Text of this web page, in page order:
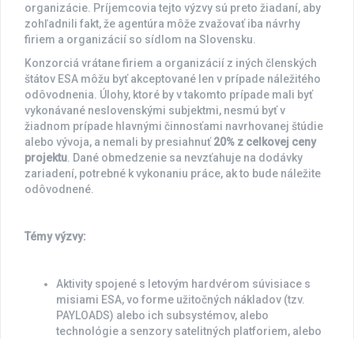
organizácie. Príjemcovia tejto výzvy sú preto žiadaní, aby
zohľadnili fakt, že agentúra môže zvažovať iba návrhy
firiem a organizácií so sídlom na Slovensku.
Konzorciá vrátane firiem a organizácií z iných členských
štátov ESA môžu byť akceptované len v prípade náležitého
odôvodnenia. Úlohy, ktoré by v takomto prípade mali byť
vykonávané neslovenskými subjektmi, nesmú byť v
žiadnom prípade hlavnými činnosťami navrhovanej štúdie
alebo vývoja, a nemali by presiahnuť20% z celkovej ceny
projektu. Dané obmedzenie sa nevzťahuje na dodávky
zariadení, potrebné k vykonaniu práce, ak to bude náležite
odôvodnené.
Témy výzvy:
Aktivity spojené s letovým hardvérom súvisiace s
misiami ESA, vo forme užitočných nákladov (tzv.
PAYLOADS) alebo ich subsystémov, alebo
technológie a senzory satelitných platforiem, alebo